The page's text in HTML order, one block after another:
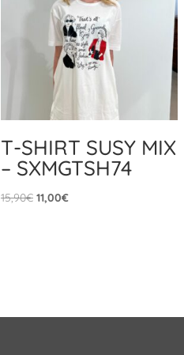
T-SHIRT SUSY MIX
– SXMGTSH74
15,90€ Il
11,00€Il